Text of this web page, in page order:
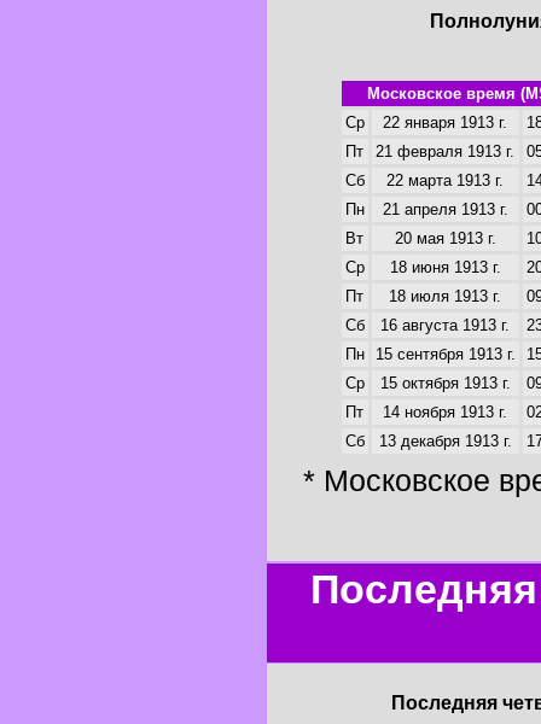
Московское время
Ср
22 января 1913 г.
Пт
21 февраля 1913 г.
Сб
22 марта 1913 г.
Пн
21 апреля 1913 г.
Вт
20 мая 1913 г.
Ср
18 июня 1913 г.
Пт
18 июля 1913 г.
Сб
16 августа 1913 г.
Пн
15 сентября 1913 г.
Ср
15 октября 1913 г.
Пт
14 ноября 1913 г.
Сб
13 декабря 1913 г.
* Московское
Последняя
Последняя